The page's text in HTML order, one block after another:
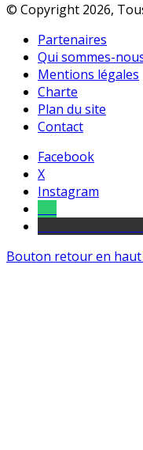
© Copyright 2026,
Partenaires
Qui sommes-
Mentions légales
Charte
Plan du site
Contact
Facebook
X
Instagram
Bouton retour en haut